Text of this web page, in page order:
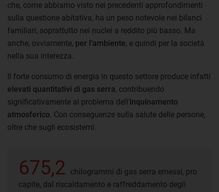
che, come abbiamo visto nei precedenti approfondimenti
sulla questione abitativa, ha un peso notevole nei bilanci
familiari, soprattutto nei nuclei a reddito più basso. Ma
anche, ovviamente, per l’ambiente, e quindi per la società
nella sua interezza.
Il forte consumo di energia in questo settore produce infatti
elevati quantitativi di gas serra, contribuendo
significativamente al problema dell’inquinamento
atmosferico. Con conseguenze sulla salute delle persone,
oltre che sugli ecosistemi.
675,2
chilogrammi di gas serra emessi, pro
capite, dal riscaldamento e raffreddamento degli